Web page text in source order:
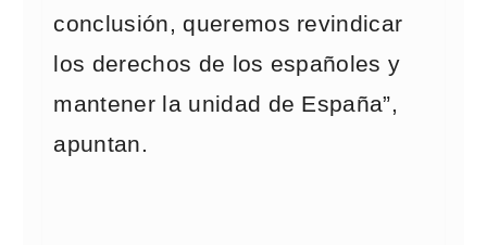
conclusión, queremos revindicar
los derechos de los españoles y
mantener la unidad de España”,
apuntan.